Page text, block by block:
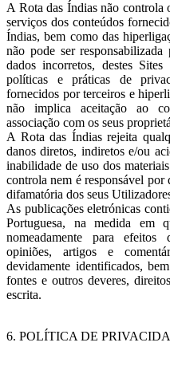
A Rota das Índias não controla
serviços dos conteúdos
Índias, bem como das
não pode ser
dados incorretos, destes
políticas e práticas de
fornecidos por terceiros e
não implica aceitação ao
associação com os seus
A Rota das Índias rejeita
danos diretos, indiretos e/ou
inabilidade de uso dos
controla nem é responsável
difamatória dos seus
As publicações eletrónicas
Portuguesa, na medida em
nomeadamente para efeitos
opiniões, artigos e
devidamente identificados,
fontes e outros deveres,
escrita.
6. POLÍTICA DE